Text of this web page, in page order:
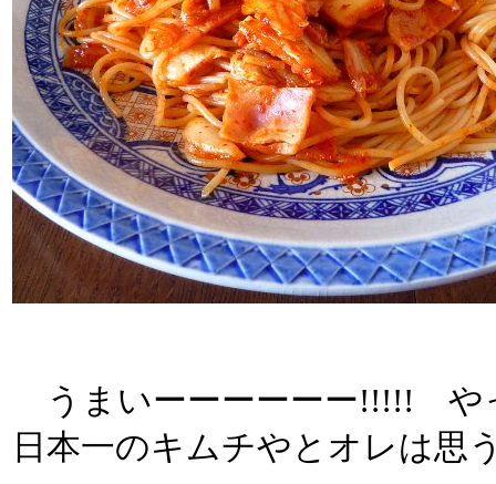
うまいーーーーーー!!!!! や
日本一のキムチやとオレは思